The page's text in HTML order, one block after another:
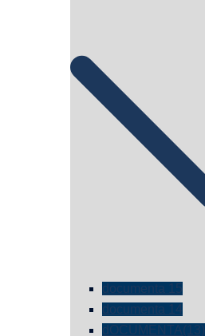
documenta 15
documenta 14
dOCUMENTA(13)